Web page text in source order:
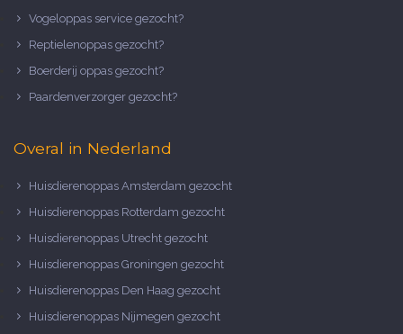
Vogeloppas service gezocht?
Reptielenoppas gezocht?
Boerderij oppas gezocht?
Paardenverzorger gezocht?
Overal in Nederland
Huisdierenoppas Amsterdam gezocht
Huisdierenoppas Rotterdam gezocht
Huisdierenoppas Utrecht gezocht
Huisdierenoppas Groningen gezocht
Huisdierenoppas Den Haag gezocht
Huisdierenoppas Nijmegen gezocht